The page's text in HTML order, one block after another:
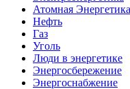
Атомная Энергетика
Нефть
Газ
Уголь
Люди в энергетике
Энергосбережение
Энергоснабжение